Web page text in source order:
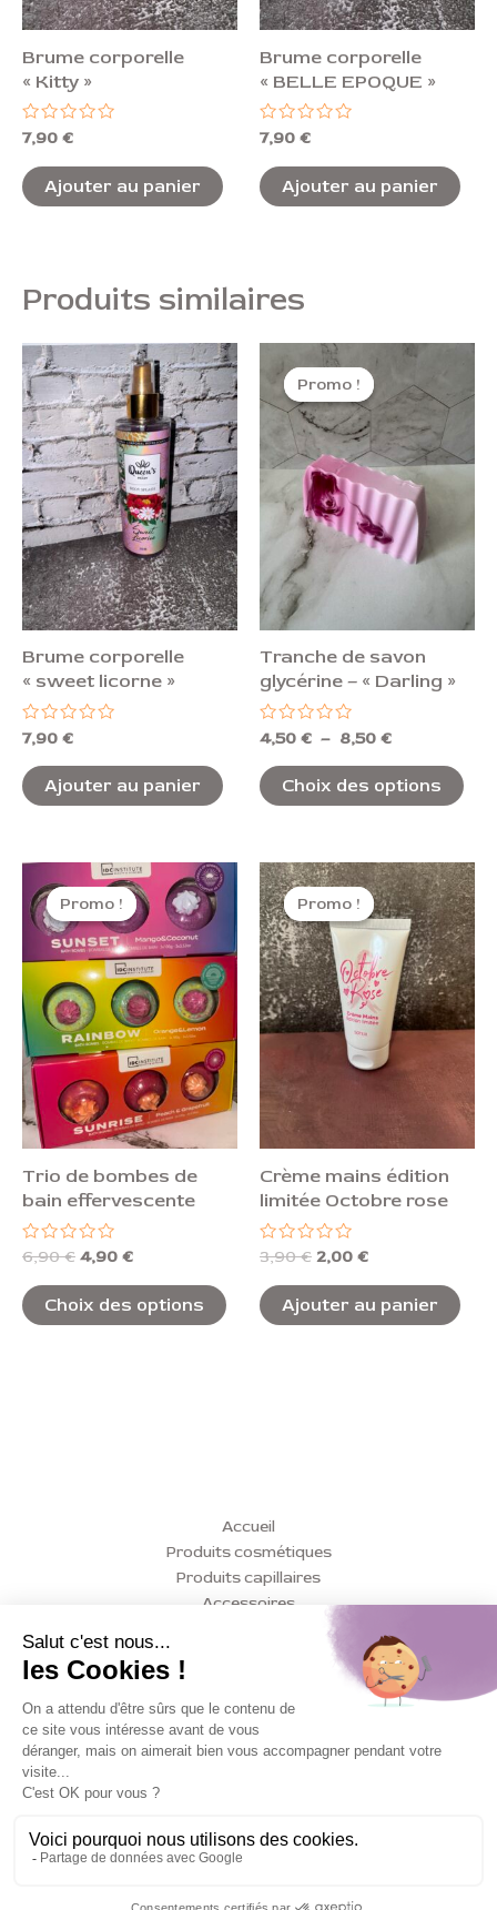
Brume corporelle
« Kitty »
Note
0
sur
5
7,90 €
Ajouter au panier
Brume corporelle
« BELLE EPOQUE »
Note
0
sur
5
7,90 €
Ajouter au panier
Produits similaires
Brume corporelle
« sweet licorne »
Note
0
sur
5
7,90 €
Ajouter au panier
Promo !
Promo !
Tranche de savon
glycérine – « Darling »
Note
sur
5
4,50 € – 8,50 €
Plage
prix :
4,50 €
à
8,50 €
Choix des options
Promo !
Promo !
Trio de bombes de
bain effervescente
Note
sur
5
6,90€
Le
prix
initial
était :
6,90 €.
4,90 €
Le
prix
actuel
est :
4,90 €.
Choix des options
Ce
produit
a
plusieurs
variations.
Les
options
peuvent
choisies
page
produit
Promo !
Promo !
Crème mains édition
limitée Octobre rose
Note
sur
5
3,90€
Le
prix
initial
était :
3,90 €.
2,00 €
Le
prix
actuel
est :
2,00 €.
Ajouter au panier
Accueil
Produits cosmétiques
Produits capillaires
Accessoires
Mon compte
Mentions légales
Politique de confidentialité
Copyright Alison Beauty